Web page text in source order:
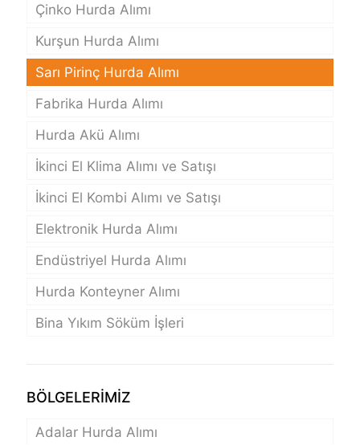
Çinko Hurda Alımı
Kurşun Hurda Alımı
Sarı Pirinç Hurda Alımı
Fabrika Hurda Alımı
Hurda Akü Alımı
İkinci El Klima Alımı ve Satışı
İkinci El Kombi Alımı ve Satışı
Elektronik Hurda Alımı
Endüstriyel Hurda Alımı
Hurda Konteyner Alımı
Bina Yıkım Söküm İşleri
BÖLGELERİMİZ
Adalar Hurda Alımı